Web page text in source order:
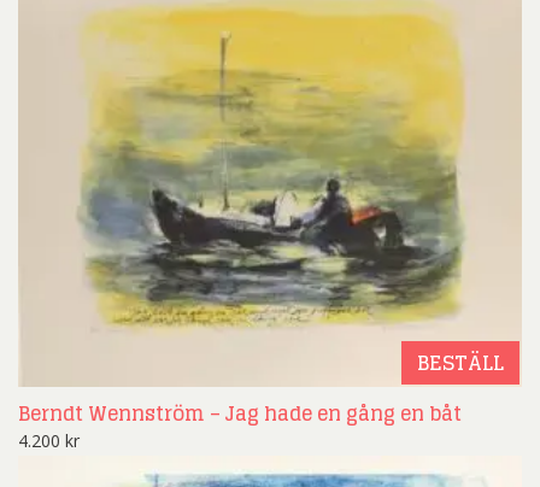
BESTÄLL
Berndt Wennström – Jag hade en gång en båt
4.200 kr